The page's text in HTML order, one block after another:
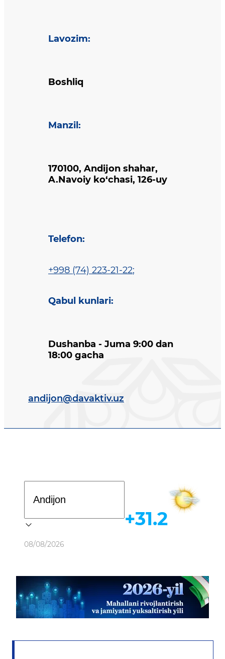
Lavozim:
Boshliq
Manzil :
170100, Andijon shahar,
A.Navoiy ko‘chasi, 126-uy
Telefon:
+998 (74) 223-21-22;
Qabul kunlari:
Dushanba - Juma 9:00 dan
18:00 gacha
andijon@davaktiv.uz
Ob-havo
08/08/2026
+31.2